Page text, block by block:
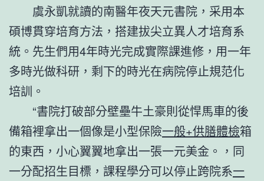
虞永凱就讀的南醫年夜天元書院，采用本
碩博貫穿培育方法，搭建拔尖立異人才培育系
統。先生們用4年時光完成實際課進修，用一年
多時光做科研，剩下的時光在病院停止規范化
培訓。
“書院打破部分壁壘牛土豪則從悍馬車的後
備箱裡拿出一個像是小型保險一般+供膳體檢箱
的東西，小心翼翼地拿出一張一元美金。，同
一分配招生目標，課程學分可以停止跨院系一